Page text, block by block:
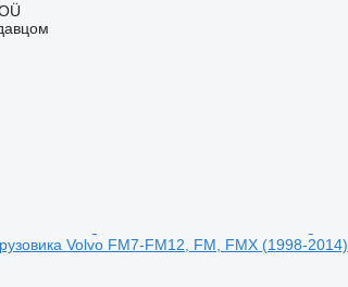
Volvo FM7-FM12, FM, FMX (1998-2014)